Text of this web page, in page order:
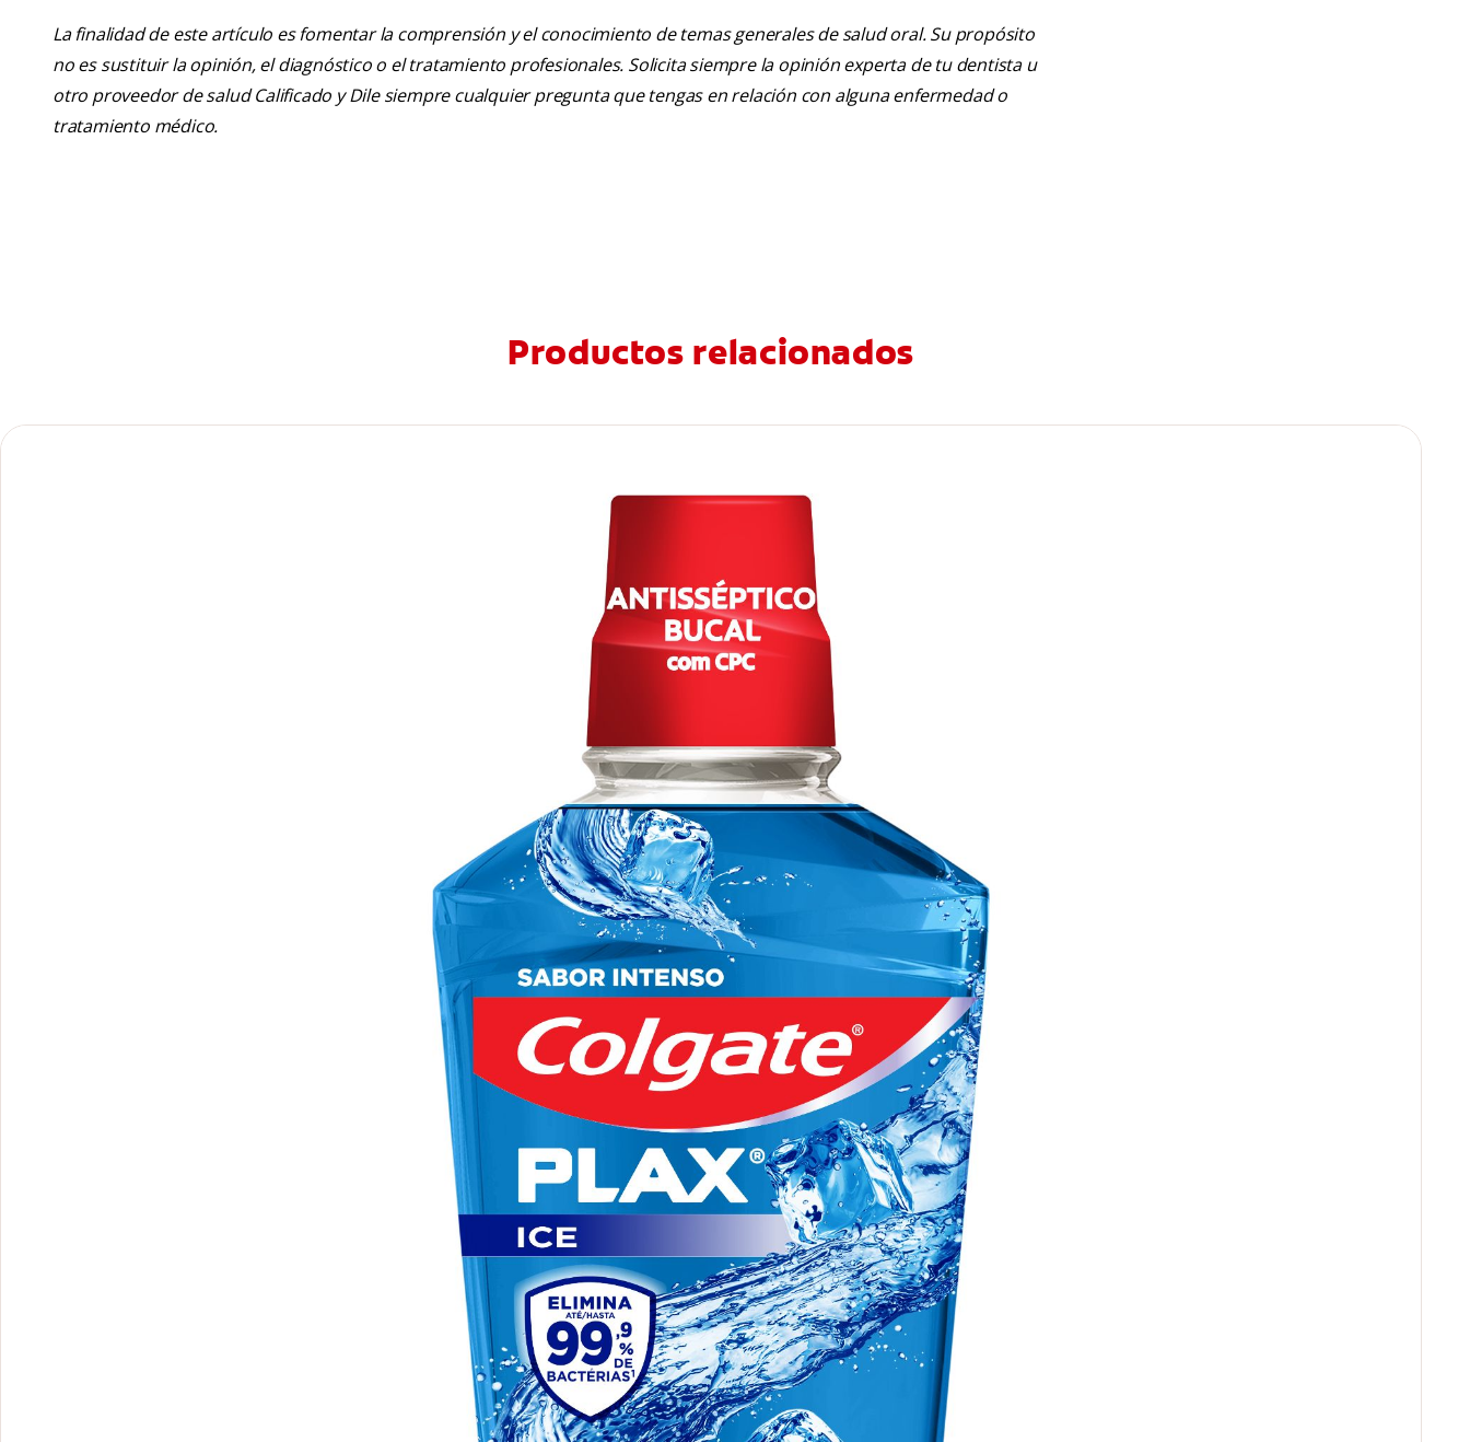
La finalidad de este artículo es fomentar la comprensión y el conocimiento de temas generales de salud oral. Su propósito
no es sustituir la opinión, el diagnóstico o el tratamiento profesionales. Solicita siempre la opinión experta de tu dentista u
otro proveedor de salud Calificado y Dile siempre cualquier pregunta que tengas en relación con alguna enfermedad o
tratamiento médico.
Productos relacionados